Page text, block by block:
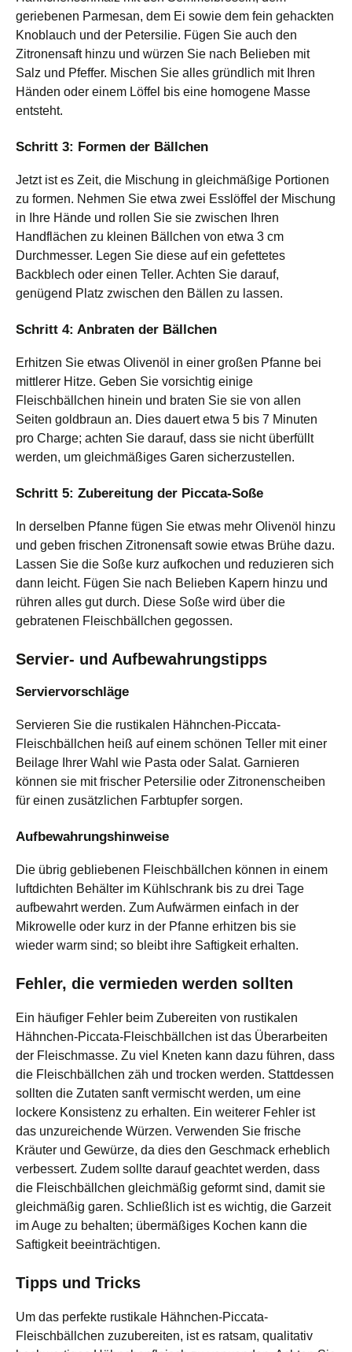
geriebenen Parmesan, dem Ei sowie dem fein gehackten
Knoblauch und der Petersilie. Fügen Sie auch den
Zitronensaft hinzu und würzen Sie nach Belieben mit
Salz und Pfeffer. Mischen Sie alles gründlich mit Ihren
Händen oder einem Löffel bis eine homogene Masse
entsteht.
Schritt 3: Formen der Bällchen
Jetzt ist es Zeit, die Mischung in gleichmäßige Portionen
zu formen. Nehmen Sie etwa zwei Esslöffel der Mischung
in Ihre Hände und rollen Sie sie zwischen Ihren
Handflächen zu kleinen Bällchen von etwa 3 cm
Durchmesser. Legen Sie diese auf ein gefettetes
Backblech oder einen Teller. Achten Sie darauf,
genügend Platz zwischen den Bällen zu lassen.
Schritt 4: Anbraten der Bällchen
Erhitzen Sie etwas Olivenöl in einer großen Pfanne bei
mittlerer Hitze. Geben Sie vorsichtig einige
Fleischbällchen hinein und braten Sie sie von allen
Seiten goldbraun an. Dies dauert etwa 5 bis 7 Minuten
pro Charge; achten Sie darauf, dass sie nicht überfüllt
werden, um gleichmäßiges Garen sicherzustellen.
Schritt 5: Zubereitung der Piccata-Soße
In derselben Pfanne fügen Sie etwas mehr Olivenöl hinzu
und geben frischen Zitronensaft sowie etwas Brühe dazu.
Lassen Sie die Soße kurz aufkochen und reduzieren sich
dann leicht. Fügen Sie nach Belieben Kapern hinzu und
rühren alles gut durch. Diese Soße wird über die
gebratenen Fleischbällchen gegossen.
Servier- und Aufbewahrungstipps
Serviervorschläge
Servieren Sie die rustikalen Hähnchen-Piccata-
Fleischbällchen heiß auf einem schönen Teller mit einer
Beilage Ihrer Wahl wie Pasta oder Salat. Garnieren
können sie mit frischer Petersilie oder Zitronenscheiben
für einen zusätzlichen Farbtupfer sorgen.
Aufbewahrungshinweise
Die übrig gebliebenen Fleischbällchen können in einem
luftdichten Behälter im Kühlschrank bis zu drei Tage
aufbewahrt werden. Zum Aufwärmen einfach in der
Mikrowelle oder kurz in der Pfanne erhitzen bis sie
wieder warm sind; so bleibt ihre Saftigkeit erhalten.
Fehler, die vermieden werden sollten
Ein häufiger Fehler beim Zubereiten von rustikalen
Hähnchen-Piccata-Fleischbällchen ist das Überarbeiten
der Fleischmasse. Zu viel Kneten kann dazu führen, dass
die Fleischbällchen zäh und trocken werden. Stattdessen
sollten die Zutaten sanft vermischt werden, um eine
lockere Konsistenz zu erhalten. Ein weiterer Fehler ist
das unzureichende Würzen. Verwenden Sie frische
Kräuter und Gewürze, da dies den Geschmack erheblich
verbessert. Zudem sollte darauf geachtet werden, dass
die Fleischbällchen gleichmäßig geformt sind, damit sie
gleichmäßig garen. Schließlich ist es wichtig, die Garzeit
im Auge zu behalten; übermäßiges Kochen kann die
Saftigkeit beeinträchtigen.
Tipps und Tricks
Um das perfekte rustikale Hähnchen-Piccata-
Fleischbällchen zuzubereiten, ist es ratsam, qualitativ